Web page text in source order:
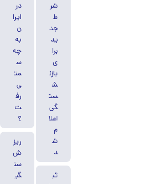
شر
ط
جد
ید
برا
ی
بازن
ش
ست
گی
اعلا
م
ش
د
ثب
در
ایرا
ن
به
چه
س
مت
ی
رف
ت
؟
ریز
ش
سن
گی